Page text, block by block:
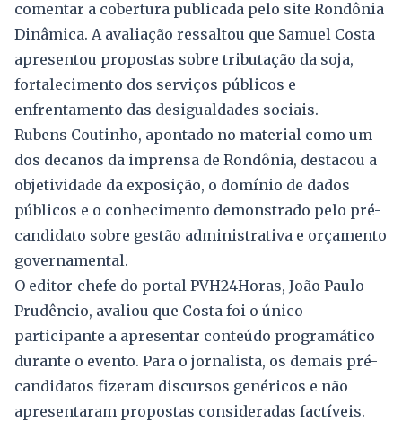
comentar a cobertura publicada pelo site Rondônia
Dinâmica. A avaliação ressaltou que Samuel Costa
apresentou propostas sobre tributação da soja,
fortalecimento dos serviços públicos e
enfrentamento das desigualdades sociais.
Rubens Coutinho, apontado no material como um
dos decanos da imprensa de Rondônia, destacou a
objetividade da exposição, o domínio de dados
públicos e o conhecimento demonstrado pelo pré-
candidato sobre gestão administrativa e orçamento
governamental.
O editor-chefe do portal PVH24Horas, João Paulo
Prudêncio, avaliou que Costa foi o único
participante a apresentar conteúdo programático
durante o evento. Para o jornalista, os demais pré-
candidatos fizeram discursos genéricos e não
apresentaram propostas consideradas factíveis.